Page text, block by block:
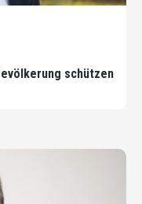
schützen